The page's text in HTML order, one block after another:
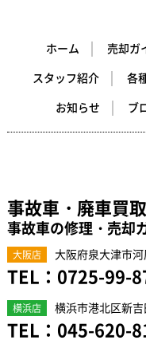
ホーム 売却ガ
スタッフ紹介
各
お知らせ
ブ
事故車・廃車買
事故車の修理・売却
大阪店 大阪府泉大津市
TEL： 0725-99-
横浜店 横浜市港北区新
TEL： 045-620-